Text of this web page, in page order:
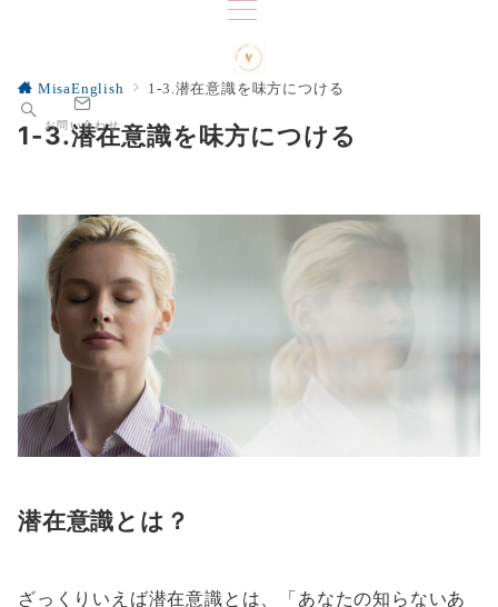
お問い合わせ
MisaEnglish 1-3.潜在意識を味方につける
1-3.潜在意識を味方につける
潜在意識とは？
ざっくりいえば潜在意識とは、「あなたの知らないあ